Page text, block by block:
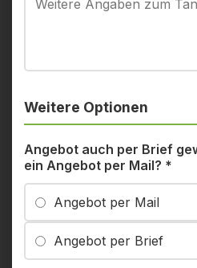
Weitere Optionen
Angebot auch per Brief
ein Angebot per Mail? *
Angebot per Mail
Angebot per Brief